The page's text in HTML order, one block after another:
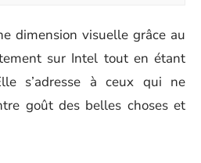
dimension visuelle grâce au
sur Intel tout en étant
s’adresse à ceux qui ne
goût des belles choses et